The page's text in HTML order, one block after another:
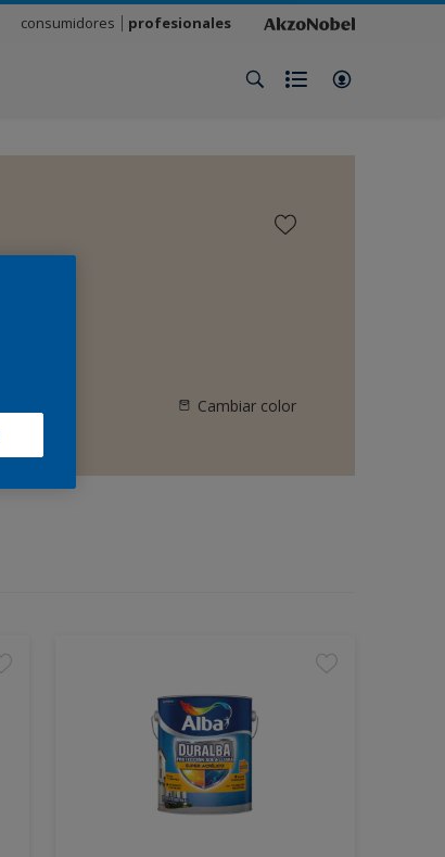
consumidores profesionales
Cambiar color